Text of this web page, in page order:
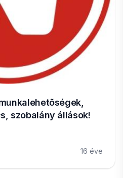
szobalány állások!
16 éve